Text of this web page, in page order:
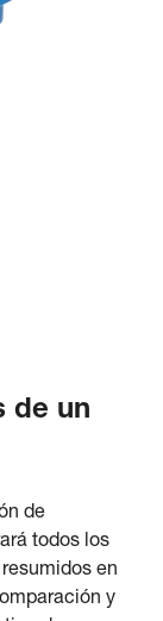
de un
de
todos los
en
y